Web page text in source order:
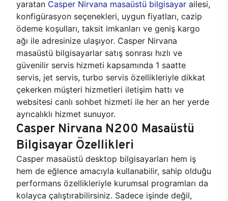
yaratan Casper Nirvana masaüstü bilgisayar ailesi,
konfigürasyon seçenekleri, uygun fiyatları, cazip
ödeme koşulları, taksit imkanları ve geniş kargo
ağı ile adresinize ulaşıyor. Casper Nirvana
masaüstü bilgisayarlar satış sonrası hızlı ve
güvenilir servis hizmeti kapsamında 1 saatte
servis, jet servis, turbo servis özellikleriyle dikkat
çekerken müşteri hizmetleri iletişim hattı ve
websitesi canlı sohbet hizmeti ile her an her yerde
ayrıcalıklı hizmet sunuyor.
Casper Nirvana N200 Masaüstü
Bilgisayar Özellikleri
Casper masaüstü desktop bilgisayarları hem iş
hem de eğlence amacıyla kullanabilir, sahip olduğu
performans özellikleriyle kurumsal programları da
kolayca çalıştırabilirsiniz. Sadece işinde değil,